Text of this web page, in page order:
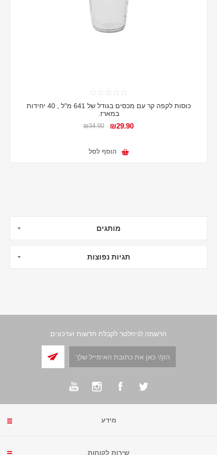
כוסות לקפה קר עם מכסים בגודל של 641 מ"ל , 40 יחידות
במארז.
₪29.90
₪34.90
הוסף לסל
מותגים
תגיות נפוצות
הרשמה לניוזלטר לקבלת חדשות ועדכונים
מידע
שירות לקוחות